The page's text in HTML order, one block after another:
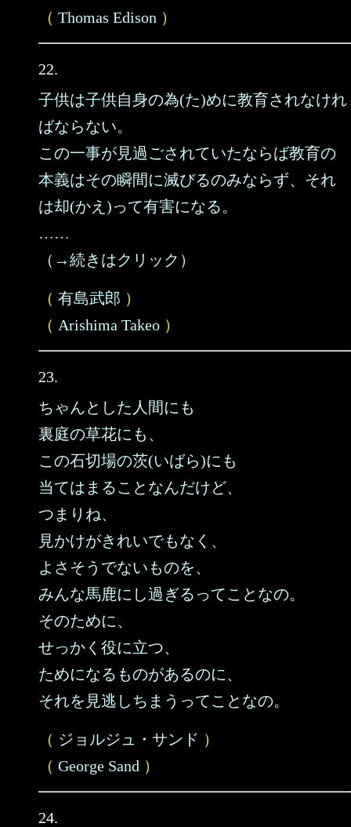
（ Thomas Edison ）
22.
子供は子供自身の為(た)めに教育されなけれ
ばならない。
この一事が見過ごされていたならば教育の
本義はその瞬間に滅びるのみならず、それ
は却(かえ)って有害になる。
……
（→続きはクリック）
（ 有島武郎 ）
（ Arishima Takeo ）
23.
ちゃんとした人間にも
裏庭の草花にも、
この石切場の茨(いばら)にも
当てはまることなんだけど、
つまりね、
見かけがきれいでもなく、
よさそうでないものを、
みんな馬鹿にし過ぎるってことなの。
そのために、
せっかく役に立つ、
ためになるものがあるのに、
それを見逃しちまうってことなの。
（ ジョルジュ・サンド ）
（ George Sand ）
24.